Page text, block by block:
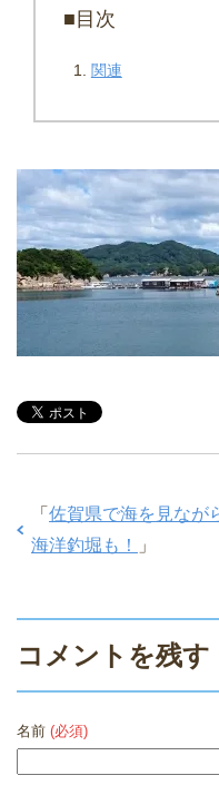
■目次
関連
「 佐賀県で海を見なが
海洋釣堀も！
」
コメントを残す
名前 (必須)